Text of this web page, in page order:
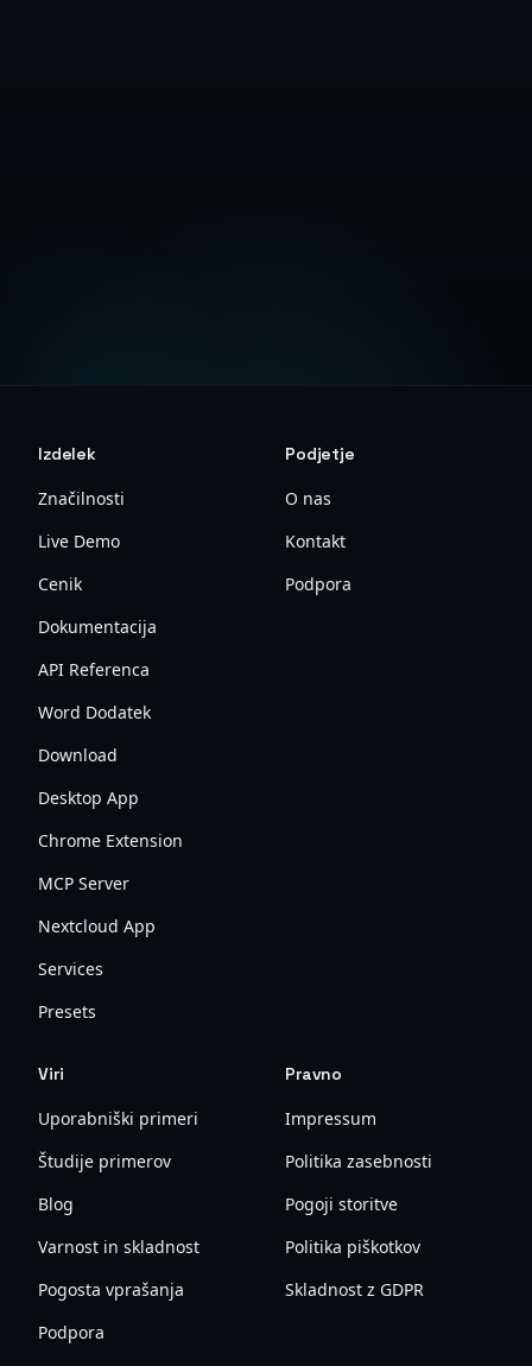
Izdelek
Značilnosti
Live Demo
Cenik
Dokumentacija
API Referenca
Word Dodatek
Download
Desktop App
Chrome Extension
MCP Server
Nextcloud App
Services
Presets
Podjetje
O nas
Kontakt
Podpora
Viri
Uporabniški primeri
Študije primerov
Blog
Varnost in skladnost
Pogosta vprašanja
Podpora
Pravno
Impressum
Politika zasebnosti
Pogoji storitve
Politika piškotkov
Skladnost z GDPR